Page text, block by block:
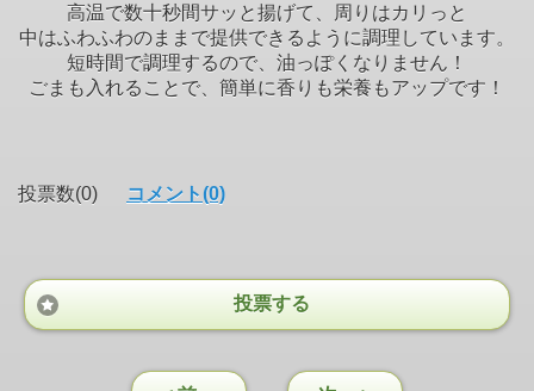
高温で数十秒間サッと揚げて、周りはカリっと
中はふわふわのままで提供できるように調理しています。
短時間で調理するので、油っぽくなりません！
ごまも入れることで、簡単に香りも栄養もアップです！
投票数(0) コメント(0)
投票する